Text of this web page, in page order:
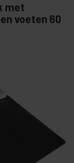
met
voeten 60